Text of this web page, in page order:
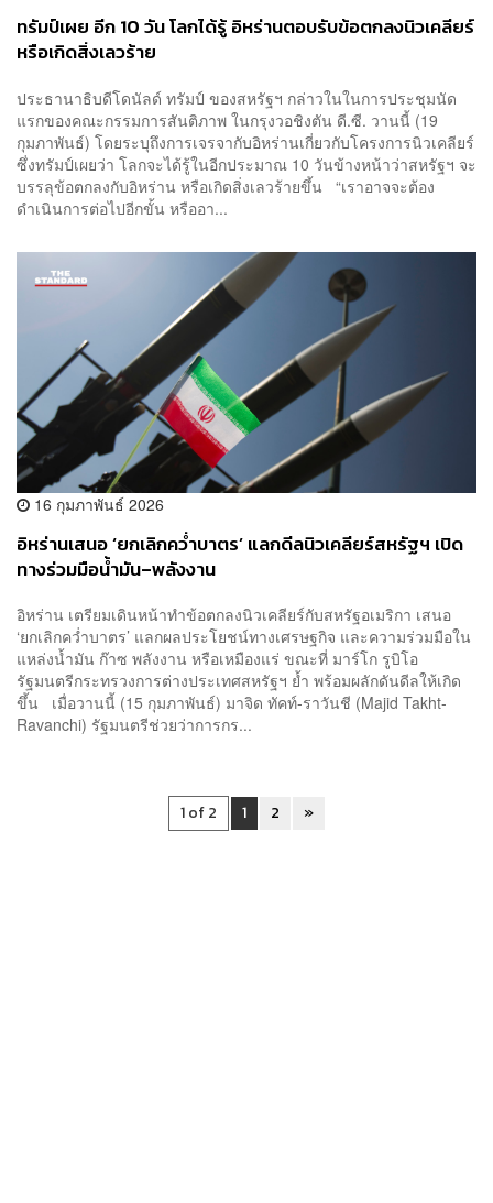
ทรัมป์เผย อีก 10 วัน โลกได้รู้ อิหร่านตอบรับข้อตกลงนิวเคลียร์
หรือเกิดสิ่งเลวร้าย
ประธานาธิบดีโดนัลด์ ทรัมป์ ของสหรัฐฯ กล่าวในในการประชุมนัด
แรกของคณะกรรมการสันติภาพ ในกรุงวอชิงตัน ดี.ซี. วานนี้ (19
กุมภาพันธ์) โดยระบุถึงการเจรจากับอิหร่านเกี่ยวกับโครงการนิวเคลียร์
ซึ่งทรัมป์เผยว่า โลกจะได้รู้ในอีกประมาณ 10 วันข้างหน้าว่าสหรัฐฯ จะ
บรรลุข้อตกลงกับอิหร่าน หรือเกิดสิ่งเลวร้ายขึ้น “เราอาจจะต้อง
ดำเนินการต่อไปอีกขั้น หรืออา...
16 กุมภาพันธ์ 2026
อิหร่านเสนอ ‘ยกเลิกคว่ำบาตร’ แลกดีลนิวเคลียร์สหรัฐฯ เปิด
ทางร่วมมือน้ำมัน–พลังงาน
อิหร่าน เตรียมเดินหน้าทำข้อตกลงนิวเคลียร์กับสหรัฐอเมริกา เสนอ
‘ยกเลิกคว่ำบาตร’ แลกผลประโยชน์ทางเศรษฐกิจ และความร่วมมือใน
แหล่งน้ำมัน ก๊าซ พลังงาน หรือเหมืองแร่ ขณะที่ มาร์โก รูบิโอ
รัฐมนตรีกระทรวงการต่างประเทศสหรัฐฯ ย้ำ พร้อมผลักดันดีลให้เกิด
ขึ้น เมื่อวานนี้ (15 กุมภาพันธ์) มาจิด ทัคท์-ราวันชี (Majid Takht-
Ravanchi) รัฐมนตรีช่วยว่าการกร...
1 of 2 1 2 »